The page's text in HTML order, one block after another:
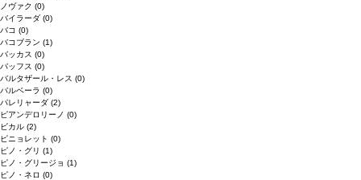
ノヴァク (0)
バイラーダ (0)
バコ (0)
バコブラン (1)
バッカス (0)
バッフス (0)
バルタザール・レス (0)
バルベーラ (0)
パレリャーダ (2)
ピアンデロリーノ (0)
ビカル (2)
ピニョレット (0)
ピノ・グリ (1)
ピノ・グリージョ (1)
ピノ・ネロ (0)